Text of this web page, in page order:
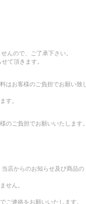
んので、ご了承下さい。
て頂きます。
はお客様のご負担でお願い致し
す。
のご負担でお願いいたします。
店からのお知らせ及び商品の
せん。
ご連絡をお願いいたします。